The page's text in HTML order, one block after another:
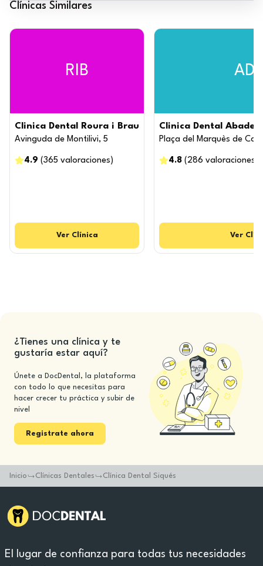
Clínicas Similares
RIB
Clinica Dental Roura i Brau
Avinguda de Montilivi, 5
4.9 (365 valoraciones )
Ver Clínica
Clinica Dental
Plaça del Marquès de
4.8 ( 286 valoraciones
Ver
¿Tienes una clínica y te
gustaría estar aquí?
Únete a DocDental, la plataforma
con todo lo que necesitas para
hacer crecer tu práctica y subir de
nivel
Registrate ahora
Inicio Clínicas Dentales Clínica Dental Siqués
El lugar de confianza para todas tus necesidades